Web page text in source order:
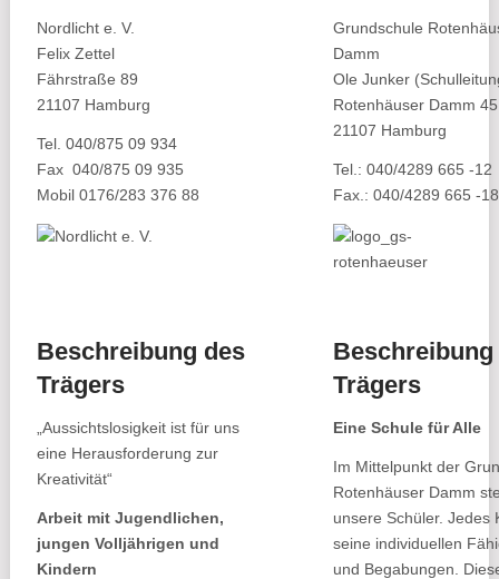
Nordlicht e. V.
Felix Zettel
Fährstraße 89
21107 Hamburg
Tel. 040/875 09 934
Fax 040/875 09 935
Mobil 0176/283 376 88
Grundschule
Damm
Ole Junker
Rotenhäuser Damm 45
21107 Hamburg
Tel.: 040/4289 665 -12
Fax.: 040/4289 665 -18
Beschreibung des
Trägers
„Aussichtslosigkeit ist für uns
eine Herausforderung zur
Kreativität“
Arbeit mit Jugendlichen,
jungen Volljährigen und
Kindern
Beschreibung
Trägers
Eine Schule für Alle
Im Mittelpunkt der
Rotenhäuser Damm
unsere Schüler. Jedes
seine individuellen
und Begabungen.